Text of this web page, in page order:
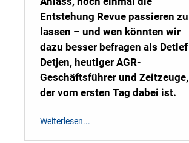
Entstehung Revue passieren zu
lassen – und wen könnten wir
dazu besser befragen als Detlef
Detjen, heutiger AGR-
Geschäftsführer und Zeitzeuge,
der vom ersten Tag dabei ist.
Weiterlesen...